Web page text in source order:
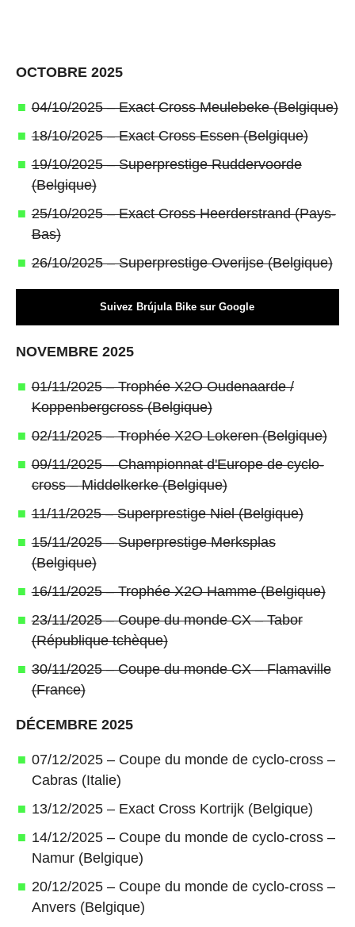
OCTOBRE 2025
04/10/2025 – Exact Cross Meulebeke (Belgique)
18/10/2025 – Exact Cross Essen (Belgique)
19/10/2025 – Superprestige Ruddervoorde
(Belgique)
25/10/2025 – Exact Cross Heerderstrand (Pays-
Bas)
26/10/2025 – Superprestige Overijse (Belgique)
Suivez Brújula Bike sur Google
NOVEMBRE 2025
01/11/2025 – Trophée X2O Oudenaarde /
Koppenbergcross (Belgique)
02/11/2025 – Trophée X2O Lokeren (Belgique)
09/11/2025 – Championnat d'Europe de cyclo-
cross – Middelkerke (Belgique)
11/11/2025 – Superprestige Niel (Belgique)
15/11/2025 – Superprestige Merksplas
(Belgique)
16/11/2025 – Trophée X2O Hamme (Belgique)
23/11/2025 – Coupe du monde CX – Tabor
(République tchèque)
30/11/2025 – Coupe du monde CX – Flamaville
(France)
DÉCEMBRE 2025
07/12/2025 – Coupe du monde de cyclo-cross –
Cabras (Italie)
13/12/2025 – Exact Cross Kortrijk (Belgique)
14/12/2025 – Coupe du monde de cyclo-cross –
Namur (Belgique)
20/12/2025 – Coupe du monde de cyclo-cross –
Anvers (Belgique)